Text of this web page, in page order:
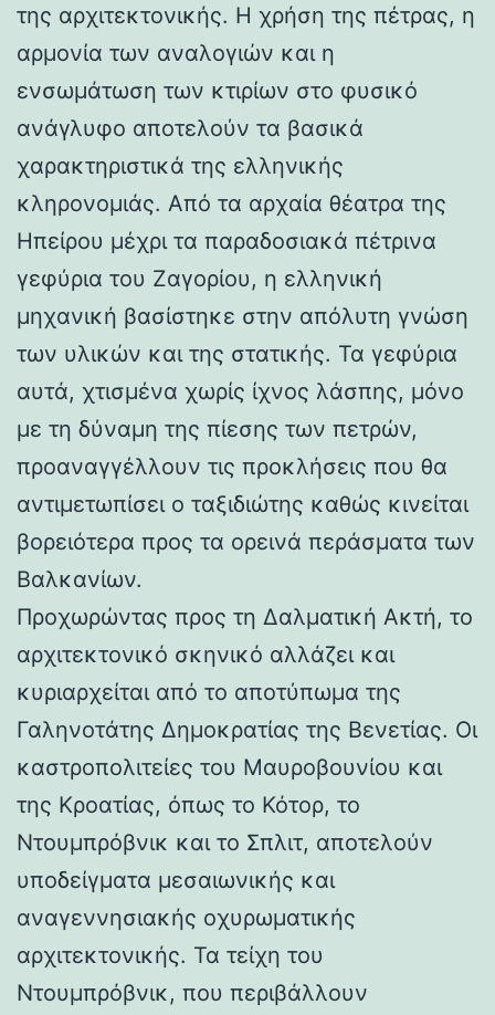
της αρχιτεκτονικής. Η χρήση της πέτρας, η
αρμονία των αναλογιών και η
ενσωμάτωση των κτιρίων στο φυσικό
ανάγλυφο αποτελούν τα βασικά
χαρακτηριστικά της ελληνικής
κληρονομιάς. Από τα αρχαία θέατρα της
Ηπείρου μέχρι τα παραδοσιακά πέτρινα
γεφύρια του Ζαγορίου, η ελληνική
μηχανική βασίστηκε στην απόλυτη γνώση
των υλικών και της στατικής. Τα γεφύρια
αυτά, χτισμένα χωρίς ίχνος λάσπης, μόνο
με τη δύναμη της πίεσης των πετρών,
προαναγγέλλουν τις προκλήσεις που θα
αντιμετωπίσει ο ταξιδιώτης καθώς κινείται
βορειότερα προς τα ορεινά περάσματα των
Βαλκανίων.
Προχωρώντας προς τη Δαλματική Ακτή, το
αρχιτεκτονικό σκηνικό αλλάζει και
κυριαρχείται από το αποτύπωμα της
Γαληνοτάτης Δημοκρατίας της Βενετίας. Οι
καστροπολιτείες του Μαυροβουνίου και
της Κροατίας, όπως το Κότορ, το
Ντουμπρόβνικ και το Σπλιτ, αποτελούν
υποδείγματα μεσαιωνικής και
αναγεννησιακής οχυρωματικής
αρχιτεκτονικής. Τα τείχη του
Ντουμπρόβνικ, που περιβάλλουν